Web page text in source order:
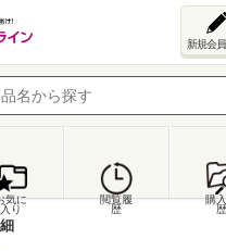
新規会
気に
入り
閲覧履
歴
購
歴